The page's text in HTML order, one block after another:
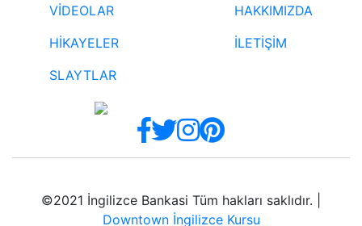
VİDEOLAR
HİKAYELER
SLAYTLAR
HAKKIMIZDA
İLETİŞİM
©2021 İngilizce Bankasi Tüm hakları saklıdır. |
Downtown İngilizce Kursu